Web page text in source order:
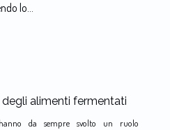
lo...
degli alimenti fermentati
da sempre svolto un ruolo